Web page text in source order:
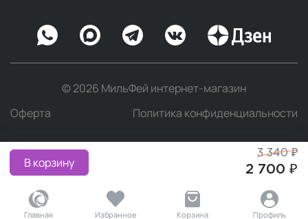
В корзину
3 340 ₽
2 700 ₽
Главная Избранное Корзина Профиль
© 2026 МильФей интернет-магазин
Оферта
Политика конфиденциальности